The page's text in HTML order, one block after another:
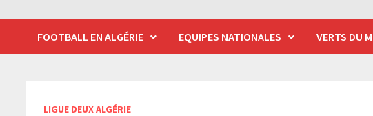
FOOTBALL EN ALGÉRIE EQUIPES NATIONALES VERTS DU
LIGUE DEUX ALGÉRIE